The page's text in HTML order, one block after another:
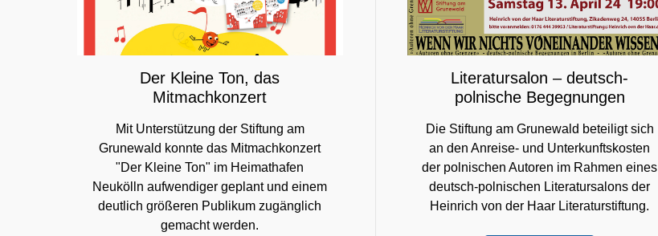
Der Kleine Ton, das
Mitmachkonzert
Mit Unterstützung der Stiftung am
Grunewald konnte das Mitmachkonzert
"Der Kleine Ton" im Heimathafen
Neukölln aufwendiger geplant und einem
deutlich größeren Publikum zugänglich
gemacht werden.
Literatursalon – deutsch-
polnische Begegnungen
Die Stiftung am Grunewald beteiligt sich
an den Anreise- und Unterkunftskosten
der polnischen Autoren im Rahmen eines
deutsch-polnischen Literatursalons der
Heinrich von der Haar Literaturstiftung.